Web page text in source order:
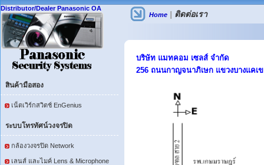
Distributor/Dealer Panasonic OA
สินค้ามือสอง
เน็ตเวิร์กสวิตช์ EnGenius
ระบบโทรทัศน์วงจรปิด
กล้องวงจรปิด Network
เลนส์ และไมค์ Lens & Microphone
Home | ติดต่อเรา
บริษัท แมทคอม เซลส์ จำกัด
256 ถนนกาญจนาภิเษก แขวงบางแคเ